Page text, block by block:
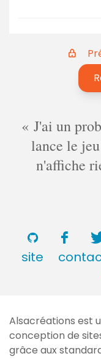
J'ai un
lance le
n'affiche
site
Alsacréations est
conception de
grâce aux